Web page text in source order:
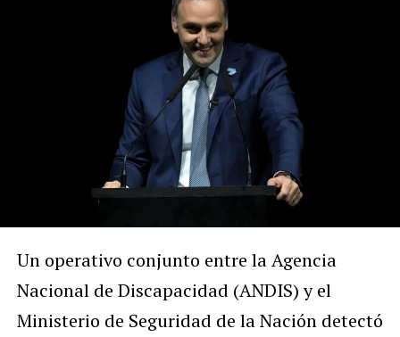
Un operativo conjunto entre la Agencia
Nacional de Discapacidad (ANDIS) y el
Ministerio de Seguridad de la Nación detectó